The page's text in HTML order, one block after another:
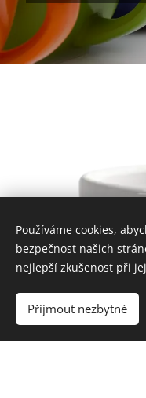
Používáme cookies,
bezpečnost našich
nejlepší zkušenost při
Přijmout nezbytné